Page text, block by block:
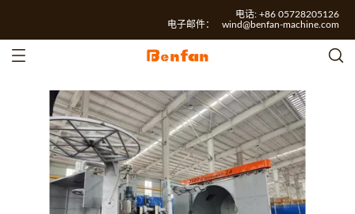
电话: +86 05728205126
电子邮件： wind@benfan-machine.com